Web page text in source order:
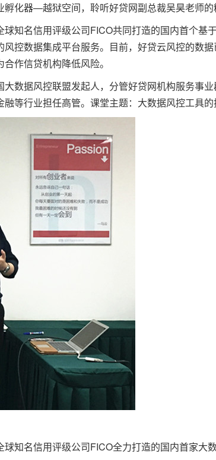
化器—越狱空间，聆听好贷网副总裁吴昊老师的
知名信用评级公司FICO共同打造的国内首个基
控数据集成平台服务。目前，好贷云风控的数
作信贷机构降低风险。
数据风控联盟发起人，分管好贷网机构服务事
等行业担任高管。课堂主题：大数据风控工具的
知名信用评级公司FICO全力打造的国内首家